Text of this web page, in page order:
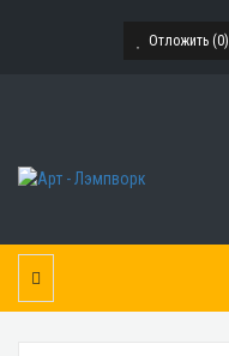
Отложить (0)
Toggle Navigation